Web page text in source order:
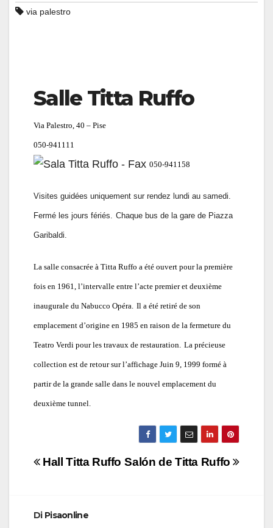
via palestro
Salle Titta Ruffo
Via Palestro, 40 – Pise
050-941111
050-941158
Visites guidées uniquement sur ​​rendez lundi au samedi.
Fermé les jours fériés. Chaque bus de la gare de Piazza
Garibaldi.
La salle consacrée à Titta Ruffo a été ouvert pour la première
fois en 1961, l’intervalle entre l’acte premier et deuxième
inaugurale du Nabucco Opéra. Il a été retiré de son
emplacement d’origine en 1985 en raison de la fermeture du
Teatro Verdi pour les travaux de restauration. La précieuse
collection est de retour sur l’affichage Juin 9, 1999 formé à
partir de la grande salle dans le nouvel emplacement du
deuxième tunnel.
NavigazioneSalón de Titta Ruffo
Hall Titta Ruffo
Di Pisaonline